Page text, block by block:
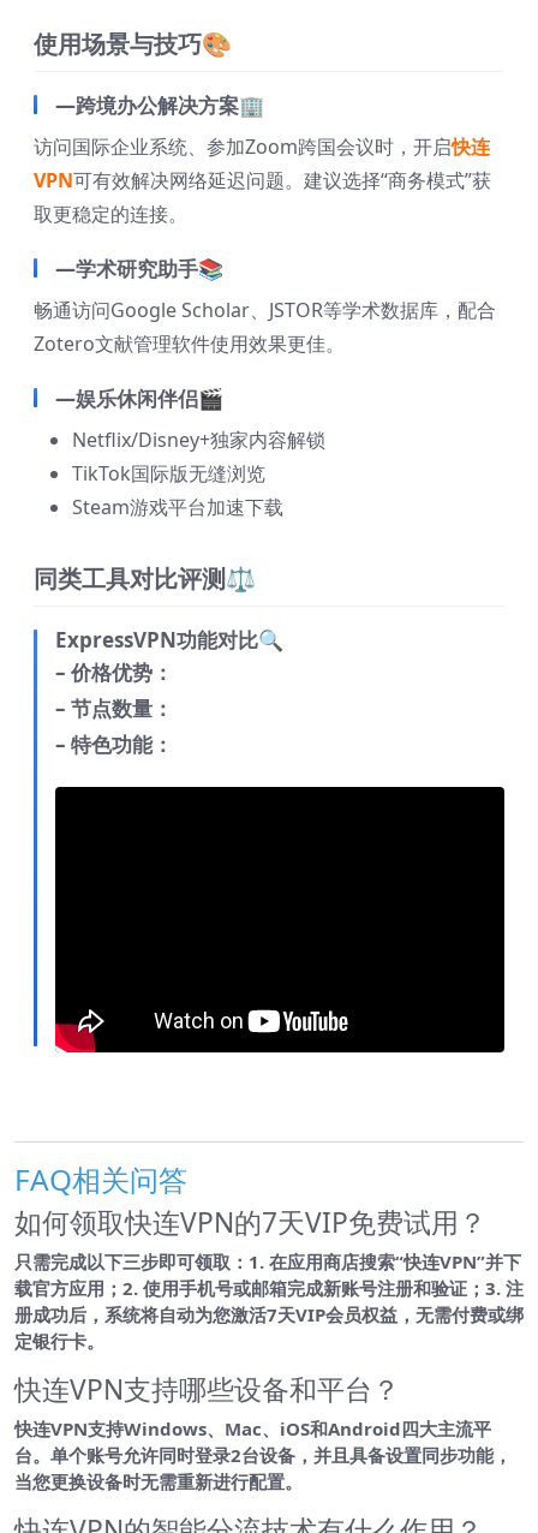
使用场景与技巧🎨
—跨境办公解决方案🏢
访问国际企业系统、参加Zoom跨国会议时，开启快连
VPN可有效解决网络延迟问题。建议选择“商务模式”获
取更稳定的连接。
—学术研究助手📚
畅通访问Google Scholar、JSTOR等学术数据库，配合
Zotero文献管理软件使用效果更佳。
—娱乐休闲伴侣🎬
Netflix/Disney+独家内容解锁
TikTok国际版无缝浏览
Steam游戏平台加速下载
同类工具对比评测⚖️
ExpressVPN功能对比🔍
– 价格优势：
– 节点数量：
– 特色功能：
FAQ相关问答
如何领取快连VPN的7天VIP免费试用？
只需完成以下三步即可领取：1. 在应用商店搜索“快连VPN”并下
载官方应用；2. 使用手机号或邮箱完成新账号注册和验证；3. 注
册成功后，系统将自动为您激活7天VIP会员权益，无需付费或绑
定银行卡。
快连VPN支持哪些设备和平台？
快连VPN支持Windows、Mac、iOS和Android四大主流平
台。单个账号允许同时登录2台设备，并且具备设置同步功能，
当您更换设备时无需重新进行配置。